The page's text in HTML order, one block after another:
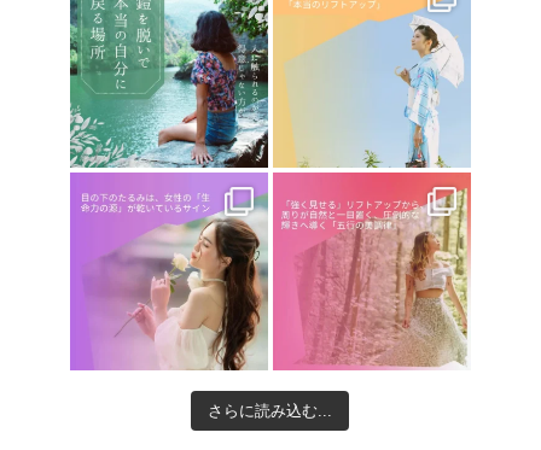
さらに読み込む...